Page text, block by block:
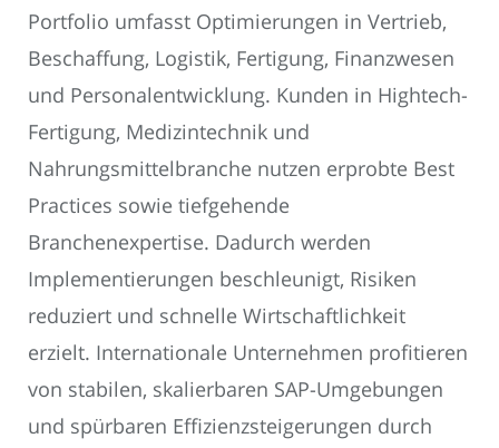
Portfolio umfasst Optimierungen in Vertrieb,
Beschaffung, Logistik, Fertigung, Finanzwesen
und Personalentwicklung. Kunden in Hightech-
Fertigung, Medizintechnik und
Nahrungsmittelbranche nutzen erprobte Best
Practices sowie tiefgehende
Branchenexpertise. Dadurch werden
Implementierungen beschleunigt, Risiken
reduziert und schnelle Wirtschaftlichkeit
erzielt. Internationale Unternehmen profitieren
von stabilen, skalierbaren SAP-Umgebungen
und spürbaren Effizienzsteigerungen durch